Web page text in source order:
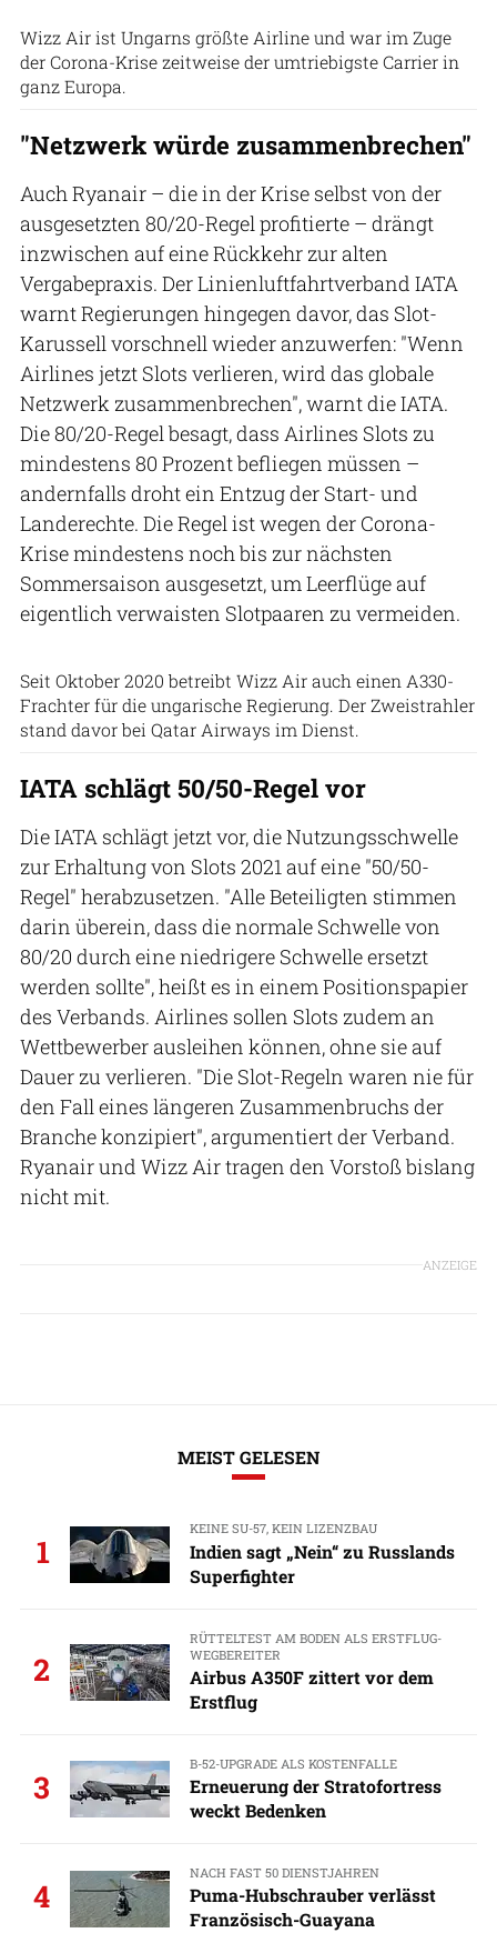
Wizz Air ist Ungarns größte Airline und war im Zuge
der Corona-Krise zeitweise der umtriebigste Carrier in
ganz Europa.
"Netzwerk würde zusammenbrechen"
Auch Ryanair – die in der Krise selbst von der
ausgesetzten 80/20-Regel profitierte – drängt
inzwischen auf eine Rückkehr zur alten
Vergabepraxis. Der Linienluftfahrtverband IATA
warnt Regierungen hingegen davor, das Slot-
Karussell vorschnell wieder anzuwerfen: "Wenn
Airlines jetzt Slots verlieren, wird das globale
Netzwerk zusammenbrechen", warnt die IATA.
Die 80/20-Regel besagt, dass Airlines Slots zu
mindestens 80 Prozent befliegen müssen –
andernfalls droht ein Entzug der Start- und
Landerechte. Die Regel ist wegen der Corona-
Krise mindestens noch bis zur nächsten
Sommersaison ausgesetzt, um Leerflüge auf
eigentlich verwaisten Slotpaaren zu vermeiden.
Seit Oktober 2020 betreibt Wizz Air auch einen A330-
Frachter für die ungarische Regierung. Der Zweistrahler
stand davor bei Qatar Airways im Dienst.
IATA schlägt 50/50-Regel vor
Die IATA schlägt jetzt vor, die Nutzungsschwelle
zur Erhaltung von Slots 2021 auf eine "50/50-
Regel" herabzusetzen. "Alle Beteiligten stimmen
darin überein, dass die normale Schwelle von
80/20 durch eine niedrigere Schwelle ersetzt
werden sollte", heißt es in einem Positionspapier
des Verbands. Airlines sollen Slots zudem an
Wettbewerber ausleihen können, ohne sie auf
Dauer zu verlieren. "Die Slot-Regeln waren nie für
den Fall eines längeren Zusammenbruchs der
Branche konzipiert", argumentiert der Verband.
Ryanair und Wizz Air tragen den Vorstoß bislang
nicht mit.
ANZEIGE
MEIST GELESEN
1
KEINE SU-57, KEIN LIZENZBAU
Indien sagt „Nein“ zu Russlands
Superfighter
2
RÜTTELTEST AM BODEN ALS ERSTFLUG-
WEGBEREITER
Airbus A350F zittert vor dem
Erstflug
3
B-52-UPGRADE ALS KOSTENFALLE
Erneuerung der Stratofortress
weckt Bedenken
4
NACH FAST 50 DIENSTJAHREN
Puma-Hubschrauber verlässt
Französisch-Guayana